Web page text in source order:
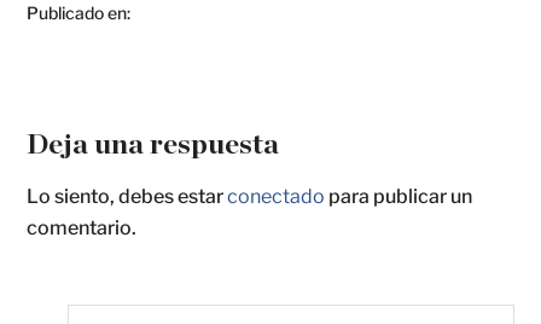
Publicado en:
Deja una respuesta
Lo siento, debes estarconectado para publicar un
comentario.